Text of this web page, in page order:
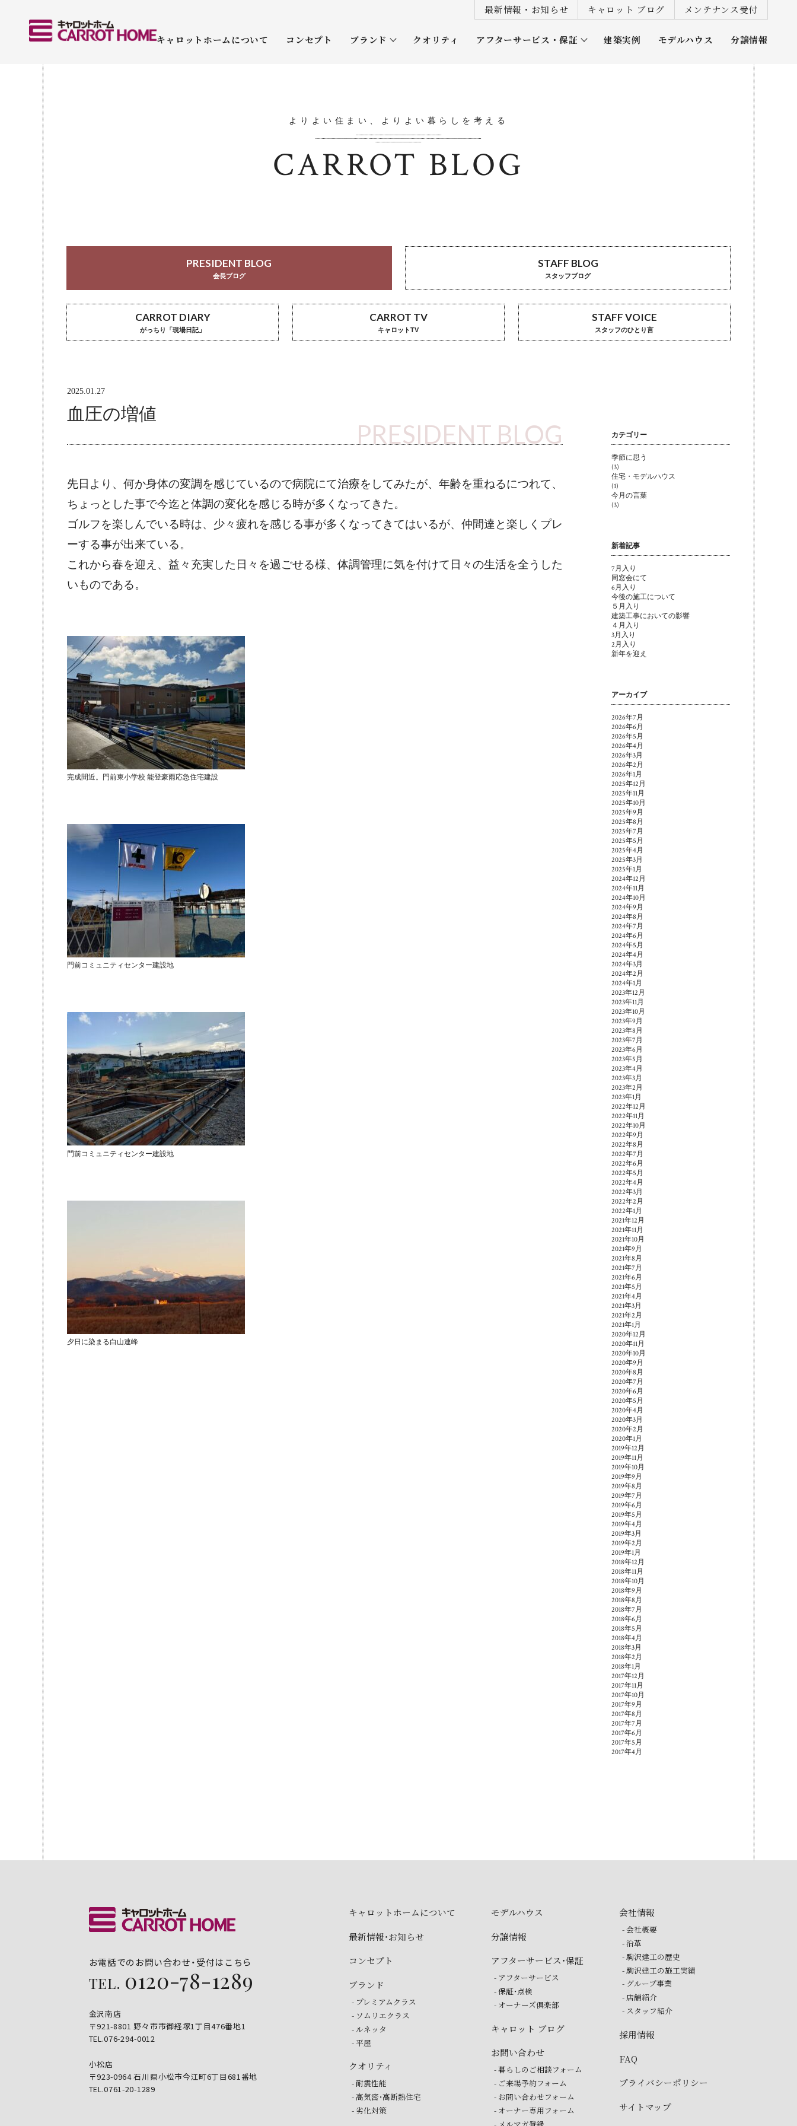
最新情報・お知らせ キャロット ブログ メンテナンス受付
キャロットホームについて コンセプト ブランド
平屋
クオリティ アフターサービス・保証 建築実例 モデルハウス 分譲情報
よりよい住まい、よりよい暮らしを考える
CARROT BLOG
PRESIDENT BLOG
会長ブログ
STAFF BLOG
スタッフブログ
CARROT DIARY
がっちり「現場日記」
CARROT TV
キャロットTV
STAFF VOICE
スタッフのひとり言
2025.01.27
血圧の増値
PRESIDENT BLOG
先日より、何か身体の変調を感じているので病院にて治療をしてみたが、年齢を重ねるにつれて、
ちょっとした事で今迄と体調の変化を感じる時が多くなってきた。
ゴルフを楽しんでいる時は、少々疲れを感じる事が多くなってきてはいるが、仲間達と楽しくプレ
ーする事が出来ている。
これから春を迎え、益々充実した日々を過ごせる様、体調管理に気を付けて日々の生活を全うした
いものである。
完成間近。門前東小学校 能登豪雨応急住宅建設
門前コミュニティセンター建設地
門前コミュニティセンター建設地
夕日に染まる白山連峰
カテゴリー
季節に思う
(3)
住宅・モデルハウス
(1)
今月の言葉
(3)
新着記事
7月入り
同窓会にて
6月入り
今後の施工について
５月入り
建築工事においての影響
４月入り
3月入り
2月入り
新年を迎え
アーカイブ
2026年7月
2026年6月
2026年5月
2026年4月
2026年3月
2026年2月
2026年1月
2025年12月
2025年11月
2025年10月
2025年9月
2025年8月
2025年7月
2025年5月
2025年4月
2025年3月
2025年1月
2024年12月
2024年11月
2024年10月
2024年9月
2024年8月
2024年7月
2024年6月
2024年5月
2024年4月
2024年3月
2024年2月
2024年1月
2023年12月
2023年11月
2023年10月
2023年9月
2023年8月
2023年7月
2023年6月
2023年5月
2023年4月
2023年3月
2023年2月
2023年1月
2022年12月
2022年11月
2022年10月
2022年9月
2022年8月
2022年7月
2022年6月
2022年5月
2022年4月
2022年3月
2022年2月
2022年1月
2021年12月
2021年11月
2021年10月
2021年9月
2021年8月
2021年7月
2021年6月
2021年5月
2021年4月
2021年3月
2021年2月
2021年1月
2020年12月
2020年11月
2020年10月
2020年9月
2020年8月
2020年7月
2020年6月
2020年5月
2020年4月
2020年3月
2020年2月
2020年1月
2019年12月
2019年11月
2019年10月
2019年9月
2019年8月
2019年7月
2019年6月
2019年5月
2019年4月
2019年3月
2019年2月
2019年1月
2018年12月
2018年11月
2018年10月
2018年9月
2018年8月
2018年7月
2018年6月
2018年5月
2018年4月
2018年3月
2018年2月
2018年1月
2017年12月
2017年11月
2017年10月
2017年9月
2017年8月
2017年7月
2017年6月
2017年5月
2017年4月
お電話でのお問い合わせ・受付はこちら
TEL. 0120-78-1289
金沢南店
〒921-8801 野々市市御経塚1丁目476番地1
TEL.076-294-0012
小松店
〒923-0964 石川県小松市今江町6丁目681番地
TEL.0761-20-1289
キャロットホームについて
最新情報・お知らせ
コンセプト
ブランド
- プレミアムクラス
- ソムリエクラス
- ルネッタ
- 平屋
クオリティ
- 耐震性能
- 高気密・高断熱住宅
- 劣化対策
モデルハウス
分譲情報
アフターサービス・保証
- アフターサービス
- 保証・点検
- オーナーズ倶楽部
キャロット ブログ
お問い合わせ
- 暮らしのご相談フォーム
- ご来場予約フォーム
- お問い合わせフォーム
- オーナー専用フォーム
会社情報
- 会社概要
- 沿革
- 駒沢建工の歴史
- 駒沢建工の施工実績
- グループ事業
- 店舗紹介
- スタッフ紹介
採用情報
FAQ
プライバシーポリシー
サイトマップ